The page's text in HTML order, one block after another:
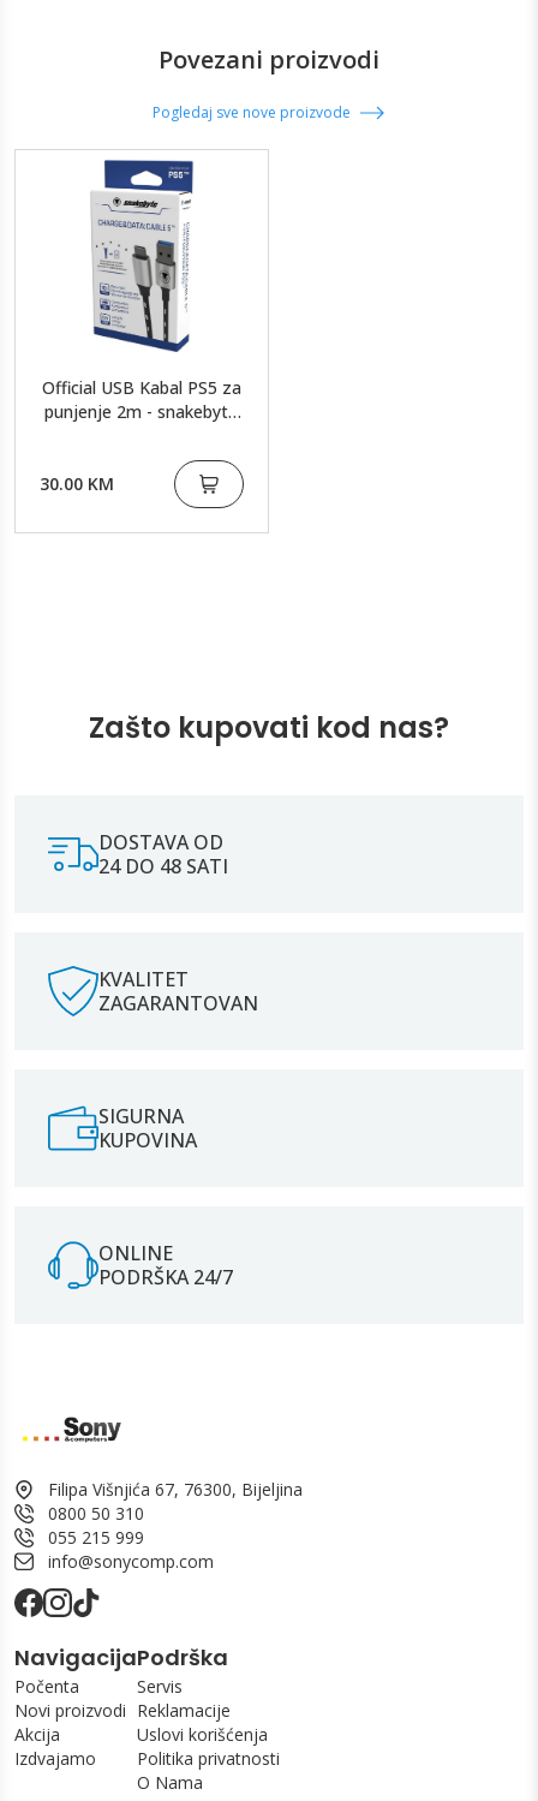
Povezani proizvodi
Pogledaj sve nove proizvode
Official USB Kabal PS5 za
punjenje 2m - snakebyte
Charge&Data:Cable 5
30.00 KM
Zašto kupovati kod nas?
DOSTAVA OD
24 DO 48 SATI
KVALITET
ZAGARANTOVAN
SIGURNA
KUPOVINA
ONLINE
PODRŠKA 24/7
Filipa Višnjića 67, 76300, Bijeljina
0800 50 310
055 215 999
info@sonycomp.com
Navigacija
Počenta
Novi proizvodi
Akcija
Izdvajamo
Podrška
Servis
Reklamacije
Uslovi korišćenja
Politika privatnosti
O Nama